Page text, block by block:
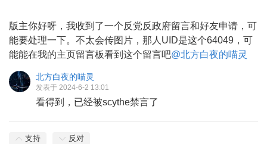
版主你好呀，我收到了一个反党反政府留言和好友申请，可
能要处理一下。不太会传图片，那人UID是这个64049，可
能能在我的主页留言板看到这个留言吧@北方白夜的喵灵
北方白夜的喵灵
发表于 2024-6-2 13:01
看得到，已经被scythe禁言了
支持 反对